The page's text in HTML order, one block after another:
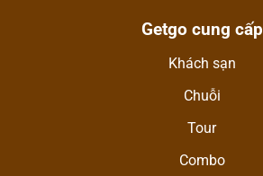
Getgo cung cấp
Khách sạn
Chuỗi
Tour
Combo